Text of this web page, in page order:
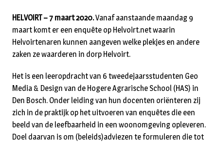
HELVOIRT – 7 maart 2020.Vanaf aanstaande maandag 9
maart komt er een enquête op Helvoirt.net waarin
Helvoirtenaren kunnen aangeven welke plekjes en andere
zaken ze waarderen in dorp Helvoirt.
Het is een leeropdracht van 6 tweedejaarsstudenten Geo
Media & Design van de Hogere Agrarische School (HAS) in
Den Bosch. Onder leiding van hun docenten oriënteren zij
zich in de praktijk op het uitvoeren van enquêtes die een
beeld van de leefbaarheid in een woonomgeving opleveren.
Doel daarvan is om (beleids)adviezen te formuleren die tot